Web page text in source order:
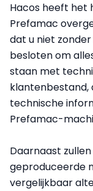
Hacos heeft het
Prefamac
dat u niet
besloten om
staan met
klantenbestand,
technische
Prefamac-
Daarnaast
geproduceerde
vergelijkbaar